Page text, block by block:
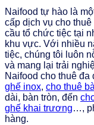
Naifood tự hào là
cấp dịch vụ cho
cầu tổ chức tiệc tại
khu vực. Với nhiều
tiệc, chúng tôi luôn
và mang lại trải
Naifood cho thuê
ghế inox, cho thuê
dài, bàn tròn, đến
ghế khai trương…,
hàng.